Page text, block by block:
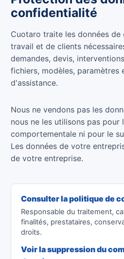
confidentialité
Cuotaro traite les données
travail et de clients
demandes, devis,
fichiers, modèles, paramètres
d'assistance.
Nous ne vendons pas les
nous ne les utilisons pas pour
comportementale ni pour le
Les données de votre
de votre entreprise.
Consulter la politique de
Responsable du traitement,
finalités, prestataires,
droits.
Voir la suppression du